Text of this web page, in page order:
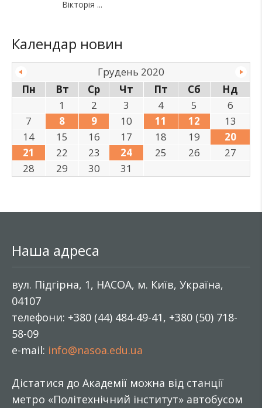
Вікторія
Календар новин
Грудень 2020
Пн
Вт Ср Чт Пт Сб
Нд
1
2 3 4 5
6
7
8 9 10 11 12
13
14
15 16 17 18 19
20
21
22 23 24 25 26
27
28
29 30 31
Наша адреса
вул. Підгірна, 1, НАСОА, м. Київ, Україна,
04107
телефони: +380 (44) 484-49-41, +380 (50) 718-
58-09
e-mail: info@nasoa.edu.ua
Дістатися до Академії можна від станції
метро «Політехнічний інститут» автобусом